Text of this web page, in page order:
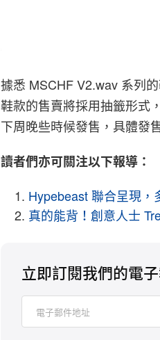
據悉 MSCHF V2.wav 系列
鞋款的售賣將採用抽籤形式
下周晚些時候發售，具體發
讀者們亦可關注以下報導：
Hypebeast 聯合呈現
真的能背！創意人士
立即訂閱我們的電